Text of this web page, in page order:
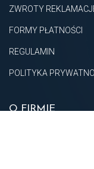
ZWROTY
FORMY PŁATNOŚCI
REGULAMIN
POLITYKA
O FIRMIE